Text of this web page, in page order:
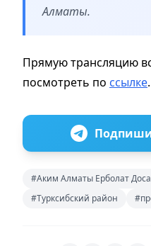
Алматы.
Прямую трансляцию
посмотреть по ссылке.
#Аким Алматы Ерболат
#Турксибский район